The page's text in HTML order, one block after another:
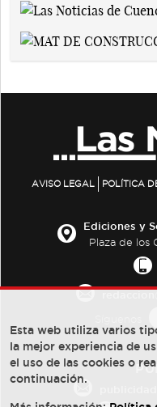
AVISO LEGAL POLÍTICA
Ediciones y
Plaza de los
Esta web utiliza varios
la mejor experiencia de
el uso de las cookies o
continuación.